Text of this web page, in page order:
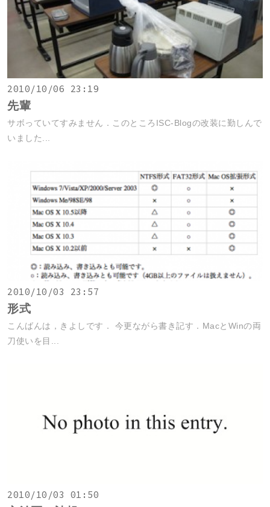
2010/10/06 23:19
先輩
サボっていてすみません．このところISC-Blogの改装に勤しんで
いました...
2010/10/03 23:57
形式
こんばんは，きよしです． 今更ながら書き記す．MacとWinの両
刀使いを目...
2010/10/03 01:50